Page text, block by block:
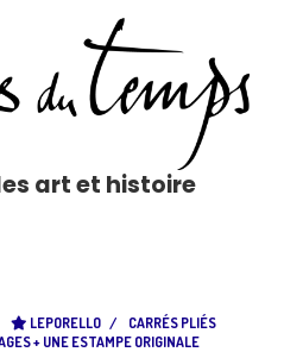
art et histoire
LEPORELLO
CARRÉS PLIÉS
+ UNE ESTAMPE ORIGINALE